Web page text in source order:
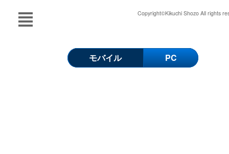
Copyright©Kikuchi Shozo All rights
モバイル PC